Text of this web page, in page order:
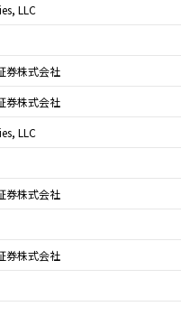
LLC
券株式会社
券株式会社
LLC
券株式会社
券株式会社